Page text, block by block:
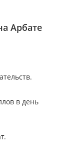
Арбате
в день